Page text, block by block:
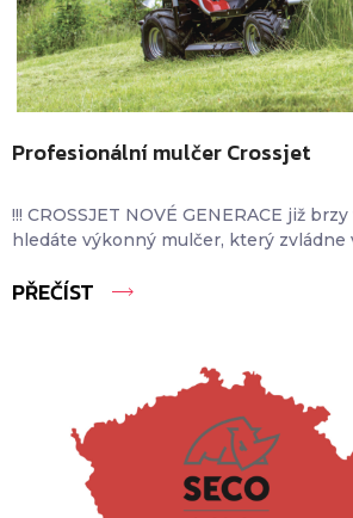
Profesionální mulčer Crossjet
!!! CROSSJET NOVÉ GENERACE již
hledáte výkonný mulčer, který zvládne
PŘEČÍST